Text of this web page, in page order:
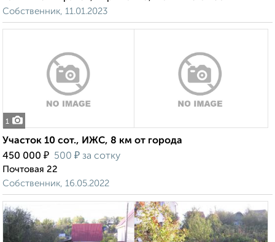
Собственник, 11.01.2023
1
Участок 10 сот., ИЖС, 8 км от города
450 000 ₽ 500 ₽ за сотку
Почтовая 22
Собственник, 16.05.2022